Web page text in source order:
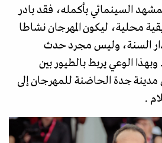
السينمائي بأكمله، فقد بادر
محلية، ليكون المهرجان نشاطا
السنة، وليس مجرد حدث
الوعي يربط بالطيور بين
مدينة جدة الحاضنة للمهرجان إلى
.